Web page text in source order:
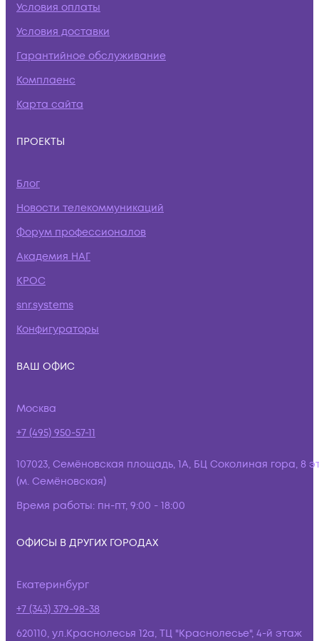
Условия оплаты
Условия доставки
Гарантийное обслуживание
Комплаенс
Карта сайта
ПРОЕКТЫ
Блог
Новости телекоммуникаций
Форум профессионалов
Академия НАГ
КРОС
snr.systems
Конфигураторы
ВАШ ОФИС
Москва
+7 (495) 950-57-11
107023, Семёновская площадь, 1А, БЦ Соколиная гора, 8
(м. Семёновская)
Время работы: пн-пт, 9:00 - 18:00
ОФИСЫ В ДРУГИХ ГОРОДАХ
Екатеринбург
+7 (343) 379-98-38
620110, ул.Краснолесья 12а, ТЦ "Краснолесье", 4-й этаж